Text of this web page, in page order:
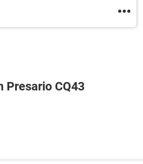
Presario CQ43